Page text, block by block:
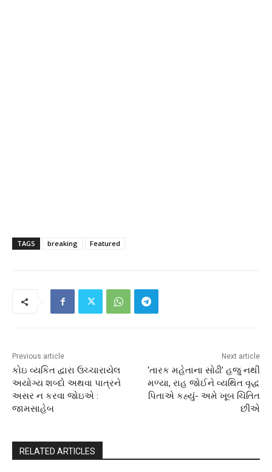
TAGS breaking Featured
Previous article
કોઇ વ્યકિત દ્વારા ઉચ્ચારાયેલ
અયોગ્ય શબ્દો અથવા પાત્રને
અસર ન કરવા જોઇએ :
જામસાહેબ
Next article
‘તારક મહેતાના સોઢી’ હજુ નથી
મળ્યા, રાહ જોઈને વ્યથિત વૃદ્ધ
પિતાએ કહ્યું- અમે ખૂબ ચિંતિત
છીએ
RELATED ARTICLES